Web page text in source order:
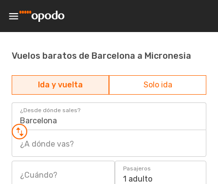
Vuelos baratos de Barcelona a Micronesia
Ida y vuelta Solo ida
¿Desde dónde sales?
Barcelona
¿A dónde vas?
¿Cuándo?
Pasajeros
1 adulto